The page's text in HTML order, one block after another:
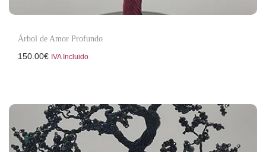
Árbol de Amor Profundo
150.00€ IVA Incluido